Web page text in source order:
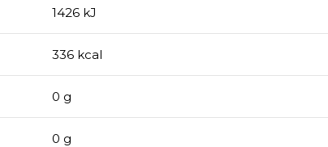
1426 kJ
336 kcal
0 g
0 g